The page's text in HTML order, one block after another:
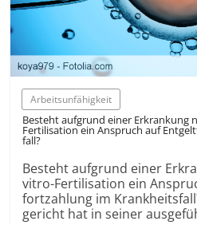
Arbeits­unfähigkeit
Besteht aufgrund einer Erkrankung
Fertilisation ein Anspruch auf
fall?
Besteht aufgrund einer
vitro-Fertilisation ein
fortzahlung im
gericht hat in seiner